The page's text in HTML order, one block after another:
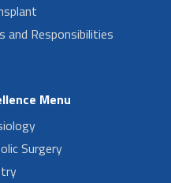
and Responsibilities
Menu
Surgery